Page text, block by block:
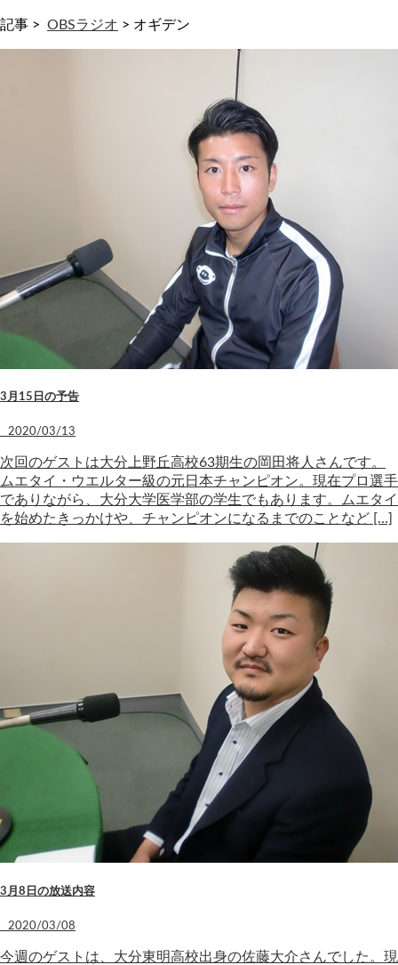
記事 > OBSラジオ > オギデン
3月15日の予告
2020/03/13
次回のゲストは大分上野丘高校63期生の岡田将人さんです。
ムエタイ・ウエルター級の元日本チャンピオン。現在プロ選手
でありながら、大分大学医学部の学生でもあります。ムエタイ
を始めたきっかけや、チャンピオンになるまでのことなど […]
3月8日の放送内容
2020/03/08
今週のゲストは、大分東明高校出身の佐藤大介さんでした。現